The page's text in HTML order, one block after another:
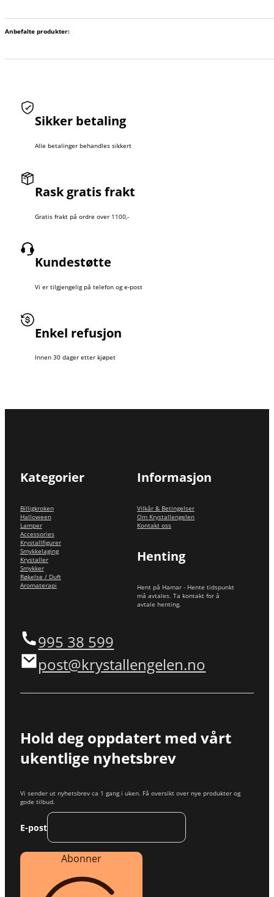
Anbefalte produkter:
Sikker betaling
Alle betalinger behandles sikkert
Rask gratis frakt
Gratis frakt på ordre over 1100,-
Kundestøtte
Vi er tilgjengelig på telefon og e-post
Enkel refusjon
Innen 30 dager etter kjøpet
Kategorier
Billigkroken
Halloween
Lamper
Accessories
Krystallfigurer
Smykkelaging
Krystaller
Smykker
Røkelse / Duft
Aromaterapi
Informasjon
Vilkår & Betingelser
Om Krystallengelen
Kontakt oss
Henting
Hent på Hamar - Hente tidspunkt
må avtales. Ta kontakt for å
avtale henting.
995 38 599
post@krystallengelen.no
Hold deg oppdatert med vårt
ukentlige nyhetsbrev
Vi sender ut nyhetsbrev ca 1 gang i uken. Få oversikt over nye produkter og
gode tilbud.
E-post
Abonner